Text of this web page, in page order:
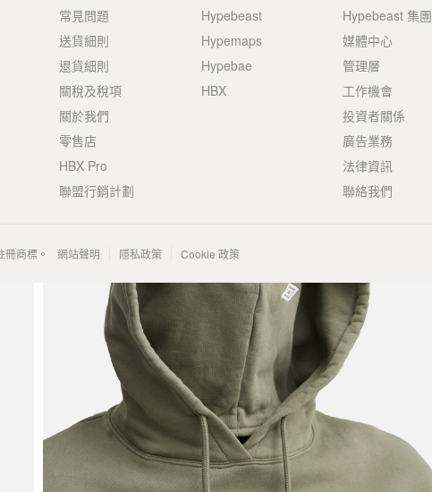
常見問題
送貨細則
退貨細則
關稅及稅項
關於我們
零售店
HBX Pro
聯盟行銷計劃
Hypebeast
Hypemaps
Hypebae
HBX
Hypebeast 集團
媒體中心
管理層
工作機會
投資者關係
廣告業務
法律資訊
聯絡我們
商標。 網站聲明 隱私政策 Cookie 政策